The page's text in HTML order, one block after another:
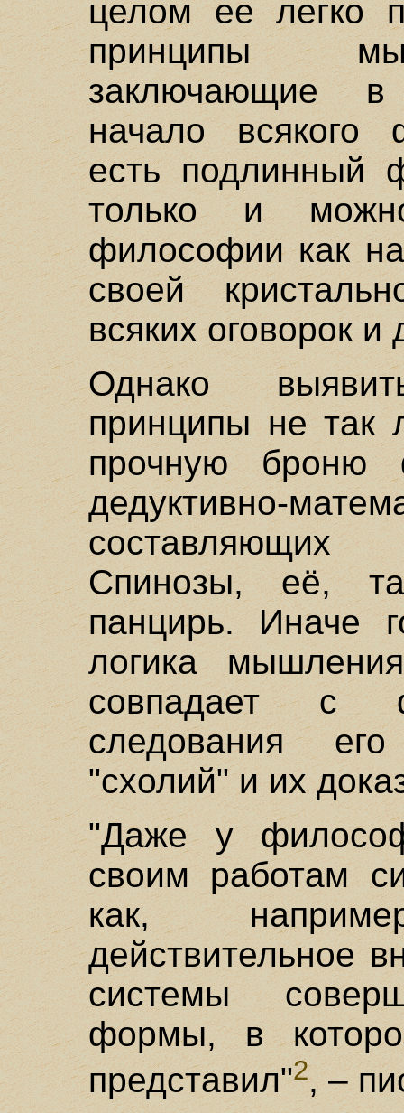
целом ее легко
принципы
заключающие в
начало всякого
есть подлинный
только и
философии как
своей
всяких оговорок
Однако
принципы не так
прочную броню
дедуктивно-
составляющих
Спинозы, её,
панцирь. Иначе
логика
совпадает с
следования
"схолий" и их
"Даже у
своим работам
как,
действительное
системы
формы, в
представил"2, –